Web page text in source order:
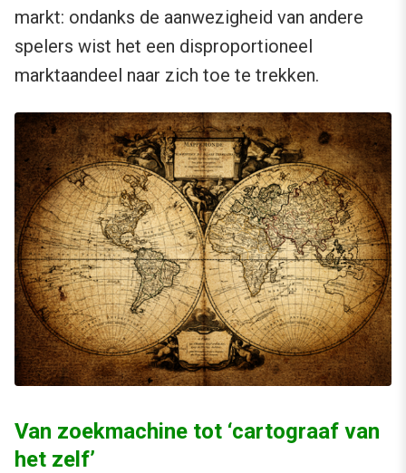
markt: ondanks de aanwezigheid van andere
spelers wist het een disproportioneel
marktaandeel naar zich toe te trekken.
Van zoekmachine tot ‘cartograaf van
het zelf’